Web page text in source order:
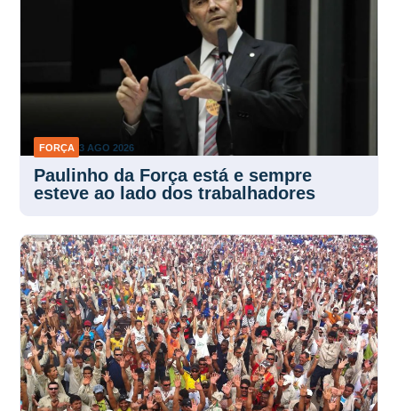
FORÇA 3 AGO 2026
Paulinho da Força está e sempre
esteve ao lado dos trabalhadores